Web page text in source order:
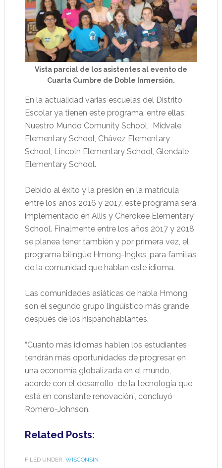
Vista parcial de los asistentes al evento de
Cuarta Cumbre de Doble Inmersión.
En la actualidad varias escuelas del Distrito
Escolar ya tienen este programa, entre ellas:
Nuestro Mundo Comunity School, Midvale
Elementary School, Chávez Elementary
School, Lincoln Elementary School, Glendale
Elementary School.
Debido al éxito y la presión en la matricula
entre los años 2016 y 2017, este programa será
implementado en Allis y Cherokee Elementary
School. Finalmente entre los años 2017 y 2018
se planea tener también y por primera vez, el
programa bilingüe Hmong-Ingles, para familias
de la comunidad que hablan este idioma.
Las comunidades asiáticas de habla Hmong
son el segundo grupo lingüístico más grande
después de los hispanohablantes.
“Cuanto más idiomas hablen los estudiantes
tendrán más oportunidades de progresar en
una economía globalizada en el mundo,
acorde con el desarrollo de la tecnología que
está en constante renovación”, concluyó
Romero-Johnson.
Related Posts:
FILED UNDER: WISCONSIN